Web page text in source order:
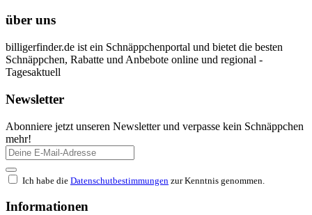
über uns
billigerfinder.de ist ein Schnäppchenportal und bietet die besten
Schnäppchen, Rabatte und Anbebote online und regional -
Tagesaktuell
Newsletter
Abonniere jetzt unseren Newsletter und verpasse kein Schnäppchen
mehr!
Ich habe die Datenschutbestimmungen zur Kenntnis genommen.
Informationen